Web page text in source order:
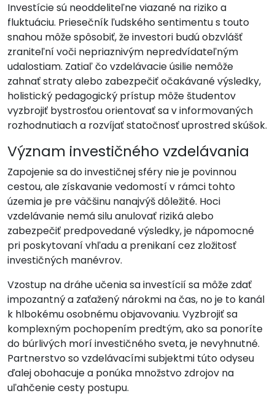
Investície sú neoddeliteľne viazané na riziko a
fluktuáciu. Priesečník ľudského sentimentu s touto
snahou môže spôsobiť, že investori budú obzvlášť
zraniteľní voči nepriaznivým nepredvídateľným
udalostiam. Zatiaľ čo vzdelávacie úsilie nemôže
zahnať straty alebo zabezpečiť očakávané výsledky,
holistický pedagogický prístup môže študentov
vyzbrojiť bystrosťou orientovať sa v informovaných
rozhodnutiach a rozvíjať statočnosť uprostred skúšok.
Význam investičného vzdelávania
Zapojenie sa do investičnej sféry nie je povinnou
cestou, ale získavanie vedomostí v rámci tohto
územia je pre väčšinu nanajvýš dôležité. Hoci
vzdelávanie nemá silu anulovať riziká alebo
zabezpečiť predpovedané výsledky, je nápomocné
pri poskytovaní vhľadu a prenikaní cez zložitosť
investičných manévrov.
Vzostup na dráhe učenia sa investícií sa môže zdať
impozantný a zaťažený nárokmi na čas, no je to kanál
k hlbokému osobnému objavovaniu. Vyzbrojiť sa
komplexným pochopením predtým, ako sa ponoríte
do búrlivých morí investičného sveta, je nevyhnutné.
Partnerstvo so vzdelávacími subjektmi túto odyseu
ďalej obohacuje a ponúka množstvo zdrojov na
uľahčenie cesty postupu.